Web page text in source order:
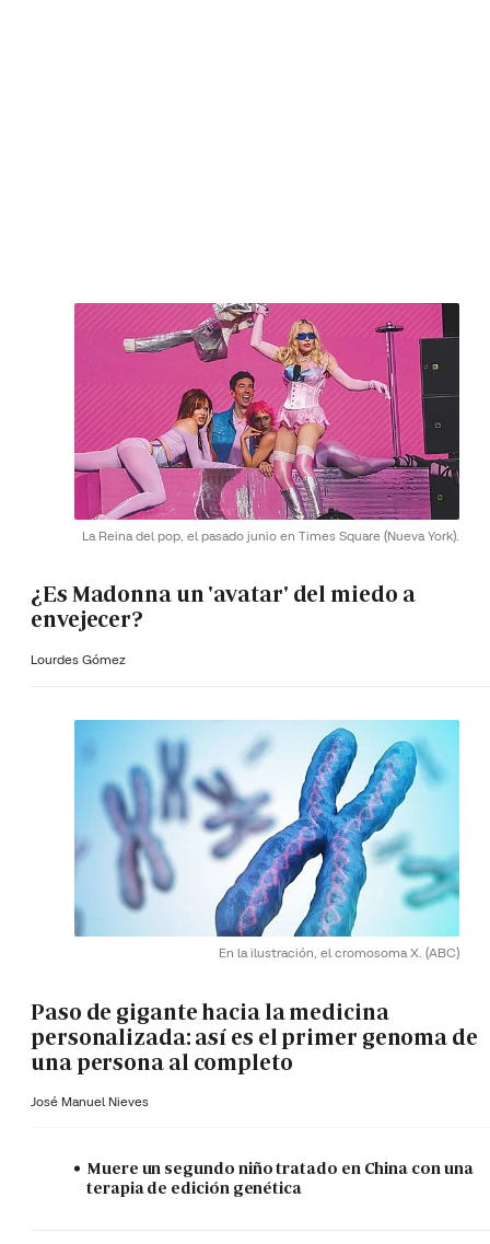
La Reina del pop, el pasado junio en Times Square (Nueva York).
¿Es Madonna un 'avatar' del miedo a
envejecer?
Lourdes Gómez
En la ilustración, el cromosoma X. (ABC)
Paso de gigante hacia la medicina
personalizada: así es el primer genoma de
una persona al completo
José Manuel Nieves
Muere un segundo niño tratado en China con una
terapia de edición genética